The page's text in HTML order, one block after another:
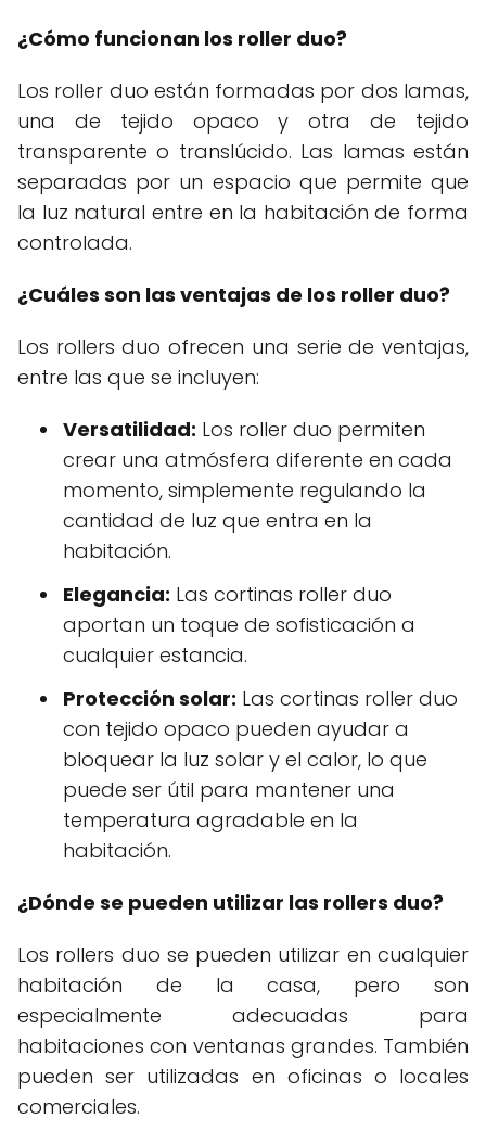
¿Cómo funcionan los roller duo?
Los roller duo están formadas por dos lamas,
una de tejido opaco y otra de tejido
transparente o translúcido. Las lamas están
separadas por un espacio que permite que
la luz natural entre en la habitación de forma
controlada.
¿Cuáles son las ventajas de los roller duo?
Los rollers duo ofrecen una serie de ventajas,
entre las que se incluyen:
Versatilidad: Los roller duo permiten
crear una atmósfera diferente en cada
momento, simplemente regulando la
cantidad de luz que entra en la
habitación.
Elegancia: Las cortinas roller duo
aportan un toque de sofisticación a
cualquier estancia.
Protección solar: Las cortinas roller duo
con tejido opaco pueden ayudar a
bloquear la luz solar y el calor, lo que
puede ser útil para mantener una
temperatura agradable en la
habitación.
¿Dónde se pueden utilizar las rollers duo?
Los rollers duo se pueden utilizar en cualquier
habitación de la casa, pero son
especialmente adecuadas para
habitaciones con ventanas grandes. También
pueden ser utilizadas en oficinas o locales
comerciales.